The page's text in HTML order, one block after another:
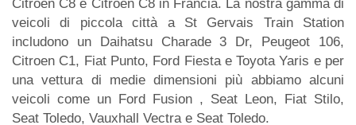
Citroen C8 e Citroen C8 in Francia. La nostra gamma di
veicoli di piccola città a St Gervais Train Station
includono un Daihatsu Charade 3 Dr, Peugeot 106,
Citroen C1, Fiat Punto, Ford Fiesta e Toyota Yaris e per
una vettura di medie dimensioni più abbiamo alcuni
veicoli come un Ford Fusion , Seat Leon, Fiat Stilo,
Seat Toledo, Vauxhall Vectra e Seat Toledo.